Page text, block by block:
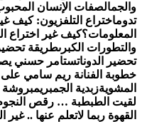
والجمالصفات الإنسان
تدوماختراع التلفزيون: كيف
المعلومات؟كيف غير اختراع
والتطورات الكبرىطريقة
تحضير الدوناتستامر حسني
خطوبة الفنانة ريم سامي
المشويةزبدية الجمبريمبروشة
لقيت الطبطبة … رقص
القهوة ربما لاتعلم عنها .. غير